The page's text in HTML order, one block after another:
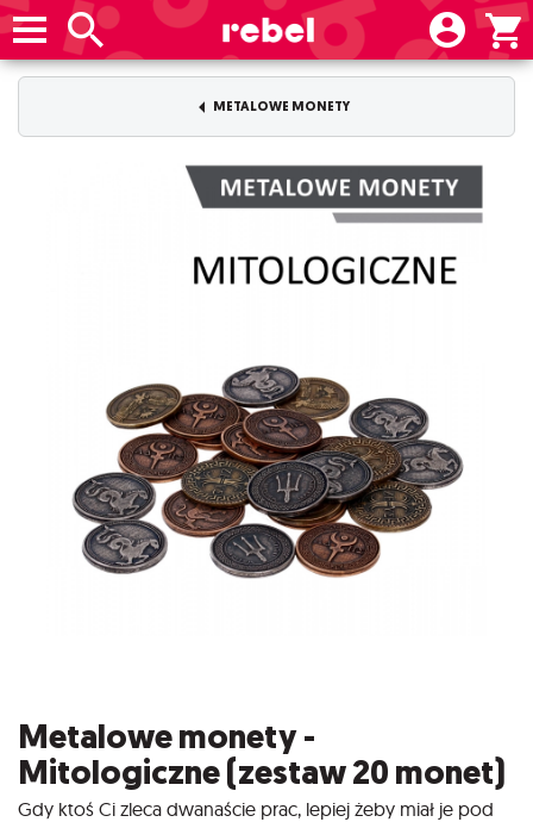
METALOWE MONETY
Metalowe monety -
Mitologiczne (zestaw 20 monet)
Gdy ktoś Ci zleca dwanaście prac, lepiej żeby miał je pod